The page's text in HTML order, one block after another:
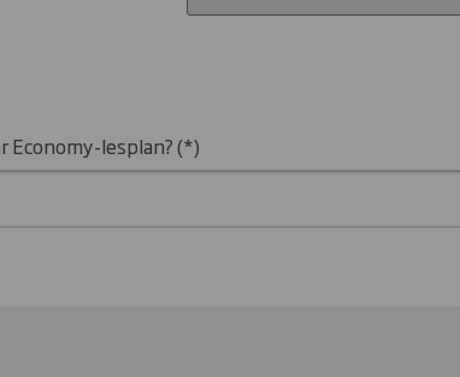
Economy-lesplan?